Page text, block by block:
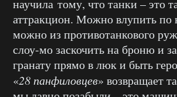
научила тому, что танки – это
аттракцион. Можно влупить по
можно из противотанкового
слоу-мо заскочить на броню и
гранату прямо в люк и быть
«28 панфиловцев» возвращает